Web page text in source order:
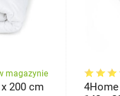
magazynie
200 cm
4Home